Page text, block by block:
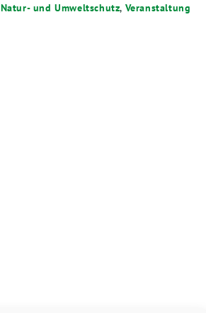
Natur- und Umweltschutz, Veranstaltung